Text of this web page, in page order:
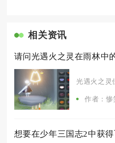
相关资讯
请问光遇火之灵在雨林中
光遇火之灵
作者：惨
想要在少年三国志2中获